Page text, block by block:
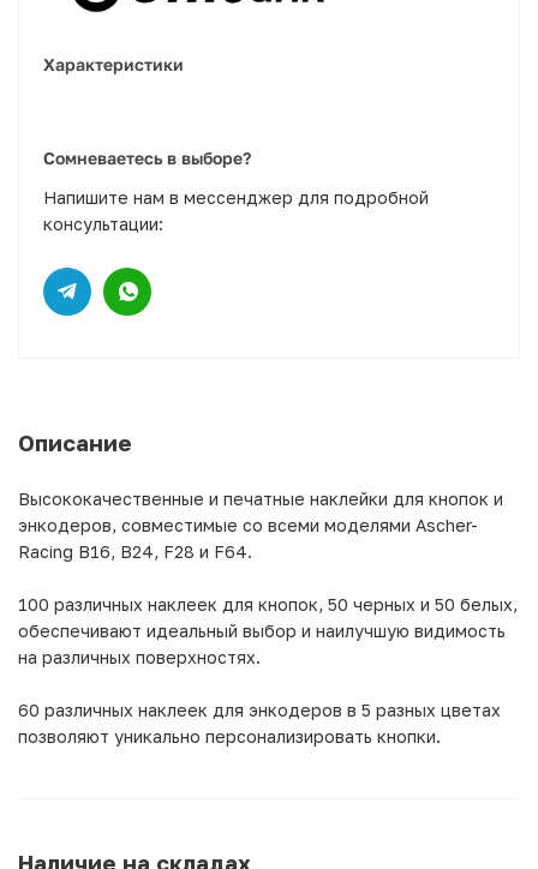
Характеристики
Сомневаетесь в выборе?
Напишите нам в мессенджер для подробной
консультации:
Описание
Высококачественные и печатные наклейки для кнопок и
энкодеров, совместимые со всеми моделями Ascher-
Racing B16, B24, F28 и F64.
100 различных наклеек для кнопок, 50 черных и 50 белых,
обеспечивают идеальный выбор и наилучшую видимость
на различных поверхностях.
60 различных наклеек для энкодеров в 5 разных цветах
позволяют уникально персонализировать кнопки.
Наличие на складах